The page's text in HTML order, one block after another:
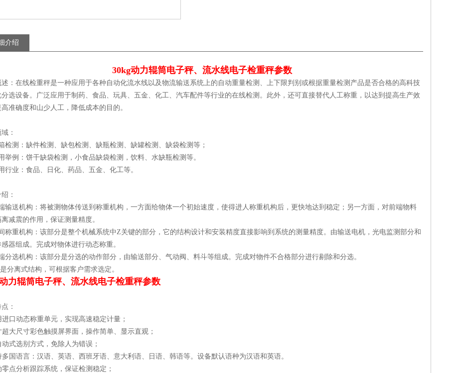
介绍
30kg动力辊筒电子秤、流水线电子检重秤参数
述：在线检重秤是一种应用于各种自动化流水线以及物流输送系统上的自动重量检测、上下限判别或根据重量检测产品是否合格的高科技
分选设备。广泛应用于制药、食品、玩具、五金、化工、汽车配件等行业的在线检测。此外，还可直接替代人工称重，以达到提高生产效
准确度和山少人工，降低成本的目的。
：
检测：缺件检测、缺包检测、缺瓶检测、缺罐检测、缺袋检测等；
举例：饼干缺袋检测，小食品缺袋检测，饮料、水缺瓶检测等。
行业：食品、日化、药品、五金、化工等。
：
输送机构：将被测物体传送到称重机构，一方面给物体一个初始速度，使得进人称重机构后，更快地达到稳定；另一方面，对前端物料
减震的作用，保证测量精度。
称重机构：该部分是整个机械系统中Z关键的部分，它的结构设计和安装精度直接影响到系统的测量精度。由输送电机，光电监测部分和
器组成。完成对物体进行动态称重。
分选机构：该部分是分选的动作部分，由输送部分、气动阀、料斗等组成。完成对物件不合格部分进行剔除和分选。
分离式结构，可根据客户需求选定。
力辊筒电子秤、流水线电子检重秤参数
：
进口动态称重单元，实现高速稳定计量；
超大尺寸彩色触摸屏界面，操作简单、显示直观；
动式选别方式，免除人为错误；
多国语言：汉语、英语、西班牙语、意大利语、日语、韩语等。设备默认语种为汉语和英语。
零点分析跟踪系统，保证检测稳定；